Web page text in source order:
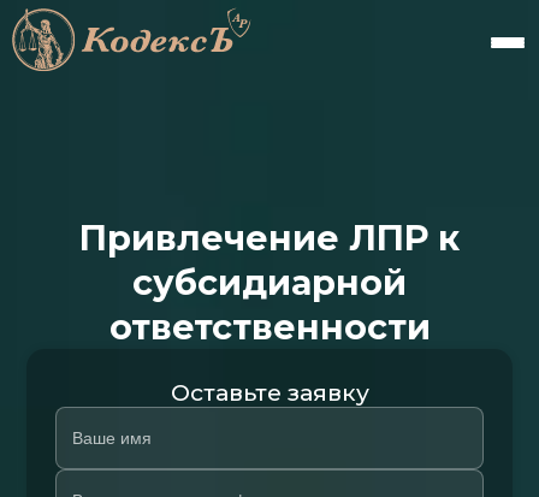
Привлечение ЛПР к
субсидиарной
ответственности
Оставьте заявку